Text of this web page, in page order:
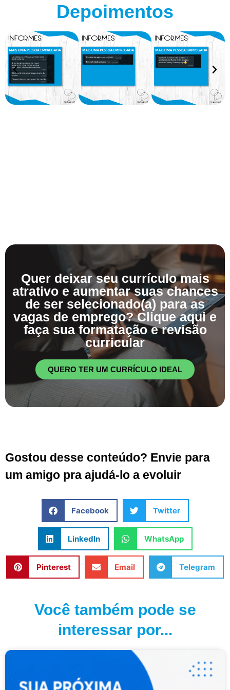
Depoimentos
Quer deixar seu currículo mais
atrativo e aumentar suas chances
de ser selecionado(a) para as
vagas de emprego? Clique aqui e
faça sua formatação e revisão
curricular
QUERO TER UM CURRÍCULO IDEAL
Gostou desse conteúdo? Envie para
um amigo pra ajudá-lo a evoluir
Facebook Twitter
LinkedIn WhatsApp
Pinterest Email Telegram
Você também pode se
interessar por...